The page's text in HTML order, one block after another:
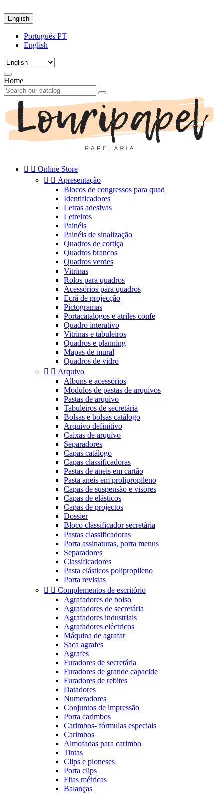
English
Português PT
English
Home
  Online Store
  Apresentação
Blocos de congressos para quad
Identificadores
Letras adesivas
Letreiros
Painéis
Painéis de sinalização
Quadros de cortiça
Quadros brancos
Quadros verdes
Vitrinas
Rolos para quadros
Acessórios para quadros
Ecrâ de projecção
Pictogramas
Portacatalogos e atriles confe
Quadro interativo
Vitrinas e tabuleiros
Quadros e planning
Mapas de mural
Quadros de vidro
  Arquivo
Albuns e acessórios
Modulos de pastas de arquivos
Pastas de arquivo
Tabuleiros de secretária
Bolsas e bolsas catálogo
Arquivo definitivo
Caixas de arquivo
Separadores
Capas catálogo
Capas classificadoras
Pastas de aneis em cartão
Pasta aneis em prolipropileno
Capas de suspensão e visores
Capas de elásticos
Capas de projectos
Dossier
Bloco classificador secretária
Pastas classificadoras
Porta assinaturas, porta menus
Separadores
Classificadores
Pasta elásticos polipropileno
Porta revistas
  Complementos de escritório
Agrafadores de bolso
Agrafadores de secretária
Agrafadores industriais
Agrafadores eléctricos
Máquina de agrafar
Saca agrafes
Agrafes
Furadores de secretária
Furadores de grande capacide
Furadores de rebites
Datadores
Numeradores
Conjuntos de impressão
Porta carimbos
Carimbos- fórmulas especiais
Carimbos
Almofadas para carimbo
Tintas
Clips e pioneses
Porta clips
Fitas métricas
Balanças